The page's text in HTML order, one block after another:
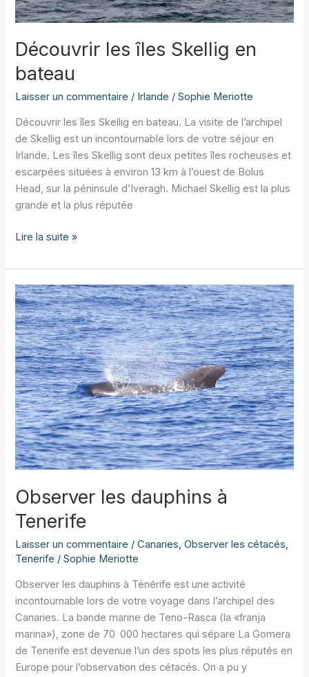
Découvrir les îles Skellig en
bateau
Laisser un commentaire / Irlande /Sophie Meriotte
Découvrir les îles Skellig en bateau. La visite de l’archipel
de Skellig est un incontournable lors de votre séjour en
Irlande. Les îles Skellig sont deux petites îles rocheuses et
escarpées situées à environ 13 km à l’ouest de Bolus
Head, sur la péninsule d’Iveragh. Michael Skellig est la plus
grande et la plus réputée
Découvrir
îles
Skellig
en
bateau
Lire la suite »
Observer les dauphins à
Tenerife
Laisser un commentaire /Canaries,Observer les cétacés,
Tenerife /Sophie Meriotte
Observer les dauphins à Ténérife est une activité
incontournable lors de votre voyage dans l’archipel des
Canaries. La bande marine de Teno-Rasca (la «franja
marina»), zone de 70 000 hectares qui sépare La Gomera
de Tenerife est devenue l’un des spots les plus réputés en
Europe pour l’observation des cétacés. On a pu y